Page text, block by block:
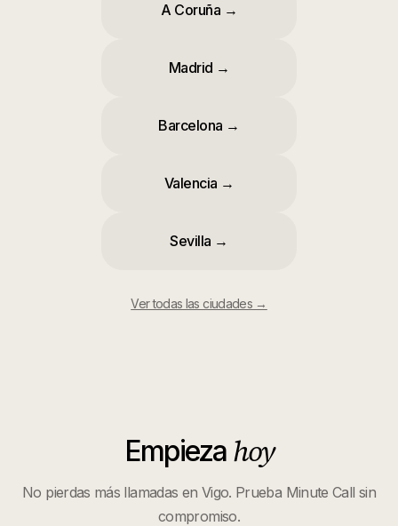
A Coruña →
Madrid →
Barcelona →
Valencia →
Sevilla →
Ver todas las ciudades →
Empieza hoy
No pierdas más llamadas en Vigo. Prueba Minute Call sin
compromiso.